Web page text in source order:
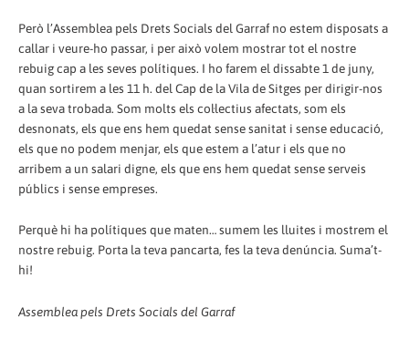
Però l’Assemblea pels Drets Socials del Garraf no estem disposats a
callar i veure-ho passar, i per això volem mostrar tot el nostre
rebuig cap a les seves polítiques. I ho farem el dissabte 1 de juny,
quan sortirem a les 11 h. del Cap de la Vila de Sitges per dirigir-nos
a la seva trobada. Som molts els col·lectius afectats, som els
desnonats, els que ens hem quedat sense sanitat i sense educació,
els que no podem menjar, els que estem a l’atur i els que no
arribem a un salari digne, els que ens hem quedat sense serveis
públics i sense empreses.
Perquè hi ha polítiques que maten… sumem les lluites i mostrem el
nostre rebuig. Porta la teva pancarta, fes la teva denúncia. Suma’t-
hi!
Assemblea pels Drets Socials del Garraf